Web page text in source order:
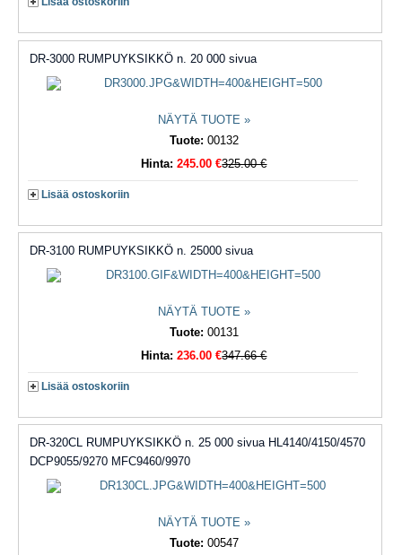
DR-3000 RUMPUYKSIKKÖ n. 20 000 sivua
NÄYTÄ TUOTE »
Tuote: 00132
Hinta:245.00 €325.00 €
Lisää ostoskoriin
DR-3100 RUMPUYKSIKKÖ n. 25000 sivua
NÄYTÄ TUOTE »
Tuote: 00131
Hinta:236.00 €347.66 €
Lisää ostoskoriin
DR-320CL RUMPUYKSIKKÖ n. 25 000 sivua HL4140/4150/4570
DCP9055/9270 MFC9460/9970
NÄYTÄ TUOTE »
Tuote: 00547